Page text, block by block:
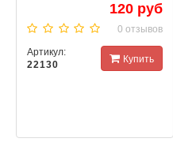
120 руб
0 отзывов
Артикул:
22130
Купить